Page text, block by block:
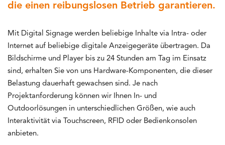
die einen reibungslosen Betrieb garantieren.
Mit Digital Signage werden beliebige Inhalte via Intra- oder
Internet auf beliebige digitale Anzeigegeräte übertragen. Da
Bildschirme und Player bis zu 24 Stunden am Tag im Einsatz
sind, erhalten Sie von uns Hardware-Komponenten, die dieser
Belastung dauerhaft gewachsen sind. Je nach
Projektanforderung können wir Ihnen In- und
Outdoorlösungen in unterschiedlichen Größen, wie auch
Interaktivität via Touchscreen, RFID oder Bedienkonsolen
anbieten.